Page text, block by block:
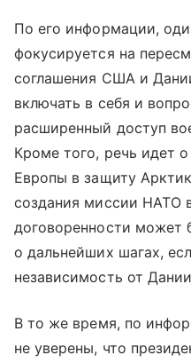
По его информации,
фокусируется на
соглашения США и
включать в себя и
расширенный доступ
Кроме того, речь идет
Европы в защиту
создания миссии НАТО
договоренности может
о дальнейших шагах,
независимость от
В то же время, по
не уверены, что